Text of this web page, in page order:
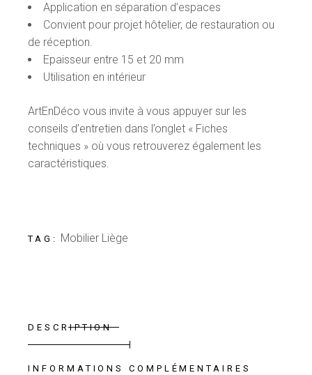
Application en séparation d’espaces
Convient pour projet hôtelier, de restauration ou
de réception.
Epaisseur entre 15 et 20 mm
Utilisation en intérieur
ArtEnDéco vous invite à vous appuyer sur les
conseils d’entretien dans l’onglet « Fiches
techniques » où vous retrouverez également les
caractéristiques.
TAG: Mobilier Liège
DESCRIPTION
INFORMATIONS COMPLÉMENTAIRES